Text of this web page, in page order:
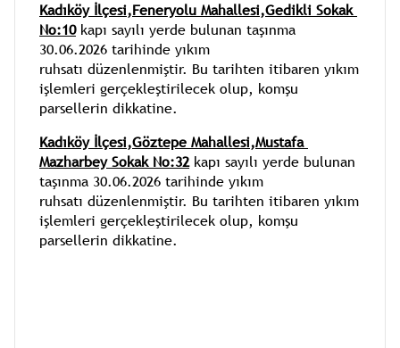
Kadıköy İlçesi,Feneryolu Mahallesi,Gedikli Sokak
No:10 kapı sayılı yerde bulunan taşınma
30.06.2026 tarihinde yıkım
ruhsatı düzenlenmiştir. Bu tarihten itibaren yıkım
işlemleri gerçekleştirilecek olup, komşu
parsellerin dikkatine.
Kadıköy İlçesi,Göztepe Mahallesi,Mustafa
Mazharbey Sokak No:32 kapı sayılı yerde bulunan
taşınma 30.06.2026 tarihinde yıkım
ruhsatı düzenlenmiştir. Bu tarihten itibaren yıkım
işlemleri gerçekleştirilecek olup, komşu
parsellerin dikkatine.